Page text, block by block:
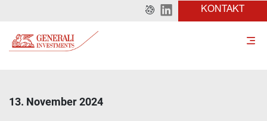
KONTAKT
13. November 2024